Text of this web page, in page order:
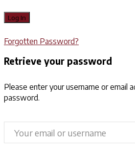
Forgotten Password?
Retrieve your password
Please enter your username or email
password.